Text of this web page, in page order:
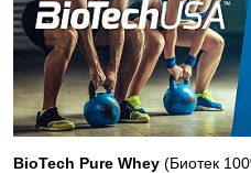
BioTech Pure Whey (Биотек